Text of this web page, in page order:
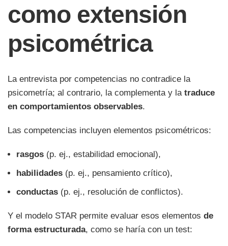
como extensión
psicométrica
La entrevista por competencias no contradice la
psicometría; al contrario, la complementa y la traduce
en comportamientos observables.
Las competencias incluyen elementos psicométricos:
rasgos (p. ej., estabilidad emocional),
habilidades (p. ej., pensamiento crítico),
conductas (p. ej., resolución de conflictos).
Y el modelo STAR permite evaluar esos elementos de
forma estructurada, como se haría con un test: